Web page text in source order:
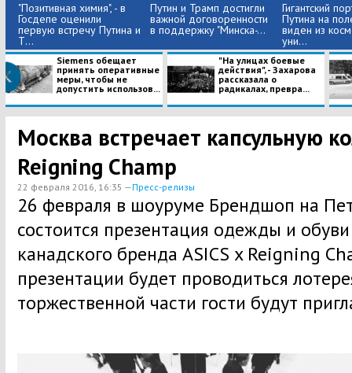
"Позитивная химия", - в
Госдепе оценили
первую встречу Путина и
Т...
Путин и Трамп достигли
важной договоренности
в поддержку "Минска-...
Гигантский
Путина на
виден из
уни...
Siemens обещает
принять оперативные
меры, чтобы не
допустить использов...
"На улицах боевые
действия", - Захарова
рассказала о
радикалах, превра...
Москва встречает капсульную
Reigning Champ
22 февраля 2016, 16:35 —Пресс-релизы
26 февраля в шоуруме Брендшоп на
состоится презентация одежды и
канадского бренда ASICS x Reigning
презентации будет проводиться
торжественной части гости будут